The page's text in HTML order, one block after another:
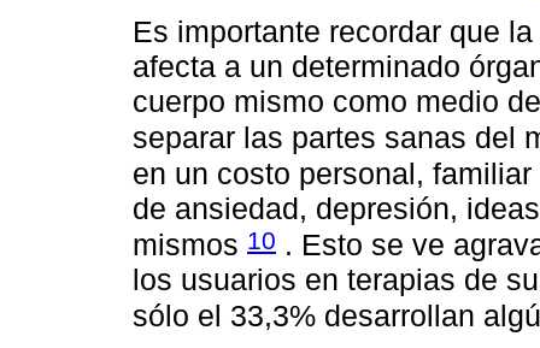
Es importante recordar que
afecta a un determinado
cuerpo mismo como medio
separar las partes sanas del
en un costo personal,
de ansiedad, depresión,
mismos 10 . Esto se ve
los usuarios en terapias de
sólo el 33,3% desarrollan